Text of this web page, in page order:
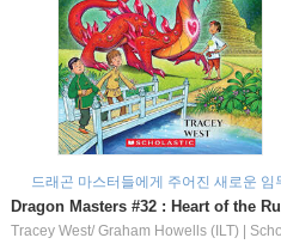
드래곤 마스터들에게 주어진 새로운 임
Tracey West/ Graham Howells (ILT)